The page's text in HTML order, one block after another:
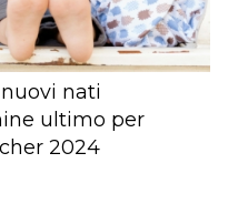
nati
ultimo per
2024